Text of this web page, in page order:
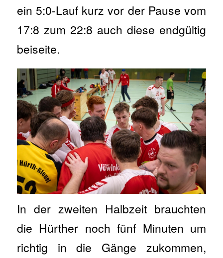
ein 5:0-Lauf kurz vor der Pause vom
17:8 zum 22:8 auch diese endgültig
beiseite.
In der zweiten Halbzeit brauchten
die Hürther noch fünf Minuten um
richtig in die Gänge zukommen,